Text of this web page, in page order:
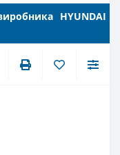
HYUNDAI